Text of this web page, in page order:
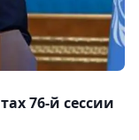
76-й сессии